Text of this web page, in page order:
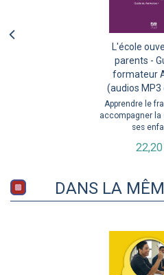
L'école
parents -
formateur
(audios MP3
Apprendre le
accompagner la
ses
DANS LA